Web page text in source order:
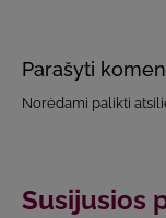
Parašyti
Norėdami palikti
Susijusios